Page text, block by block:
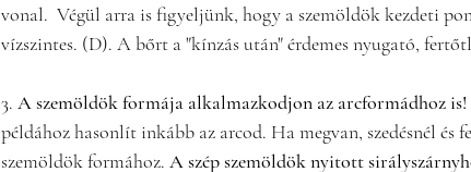
vonal.  Végül arra is figyeljünk, hogy a szemöldök kezdeti
vízszintes. (D). A bőrt a "kínzás után" érdemes nyugató,
3. A szemöldök formája alkalmazkodjon az arcformádhoz is!
példához hasonlít inkább az arcod. Ha megvan, szedésnél
szemöldök formához. A szép szemöldök nyitott